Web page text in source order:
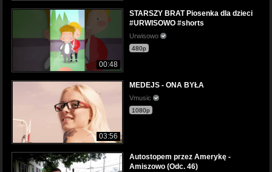
00:48
STARSZY BRAT Piosenka dla dzieci
#URWISOWO #shorts
Urwisowo
480p
03:56
MEDEJS - ONA BYŁA
Vmusic
1080p
Autostopem przez Amerykę -
Amiszowo (Odc. 46)